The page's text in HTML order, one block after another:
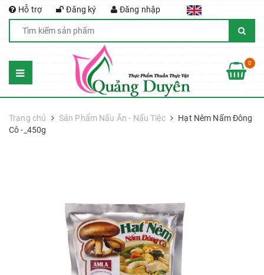
Hỗ trợ Đăng ký Đăng nhập
0
Trang chủ Sản Phẩm Nấu Ăn - Nấu Tiệc
Hạt Nêm Nấm Đông
Cô -_450g